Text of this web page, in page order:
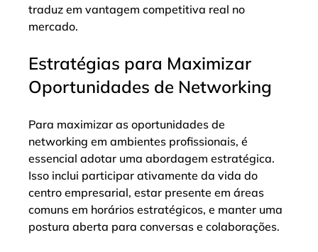
traduz em vantagem competitiva real no
mercado.
Estratégias para Maximizar
Oportunidades de Networking
Para maximizar as oportunidades de
networking em ambientes profissionais, é
essencial adotar uma abordagem estratégica.
Isso inclui participar ativamente da vida do
centro empresarial, estar presente em áreas
comuns em horários estratégicos, e manter uma
postura aberta para conversas e colaborações.